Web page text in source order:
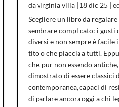
davirginia villa | 18 dic 25 |
Scegliere un libro da regalare
sembrare complicato: i gusti
diversi e non sempre è facile
titolo che piaccia a tutti.
che, pur non essendo
dimostrato di essere classici
contemporanea, capaci di
di parlare ancora oggi a chi